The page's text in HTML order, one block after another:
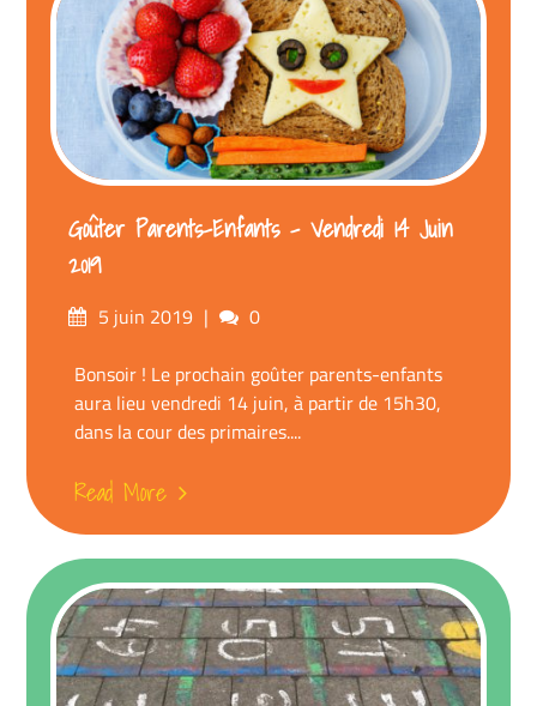
Goûter Parents-Enfants – Vendredi 14 Juin
2019
Posted5 juin 2019 Comments
0
Bonsoir ! Le prochain goûter parents-enfants
aura lieu vendredi 14 juin, à partir de 15h30,
dans la cour des primaires....
Read More